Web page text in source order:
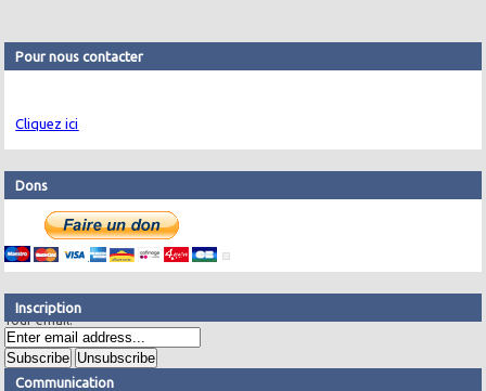
Pour nous contacter
Cliquez ici
Dons
Inscription
Your email:
Communication